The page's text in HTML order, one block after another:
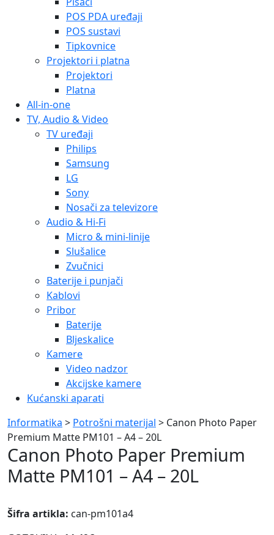
POS PDA uređaji
POS sustavi
Tipkovnice
Projektori i platna
Projektori
Platna
All-in-one
TV, Audio & Video
TV uređaji
Philips
Samsung
LG
Sony
Nosači za televizore
Audio & Hi-Fi
Micro & mini-linije
Slušalice
Zvučnici
Baterije i punjači
Kablovi
Pribor
Baterije
Bljeskalice
Kamere
Video nadzor
Akcijske kamere
Kućanski aparati
Informatika > Potrošni materijal > Canon Photo Paper
Premium Matte PM101 – A4 – 20L
Canon Photo Paper Premium
Matte PM101 – A4 – 20L
Šifra artikla: can-pm101a4